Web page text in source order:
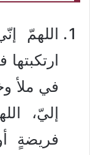
اللهمّ
في ملأ
إليّ،
فريضةٍ